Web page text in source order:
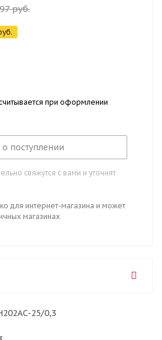
руб.
при оформлении
о поступлении
свяжутся с вами и уточнят
для интернет-магазина и может
магазинах
25/0,3